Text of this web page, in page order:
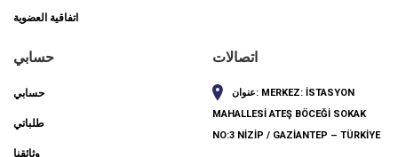
اتفاقية العضوية
حسابي
حسابي
طلباتي
وثائقنا
اتصالات
عنوان: MERKEZ: İSTASYON
MAHALLESİ ATEŞ BÖCEĞİ SOKAK
NO:3 NİZİP / GAZİANTEP – TÜRKİYE